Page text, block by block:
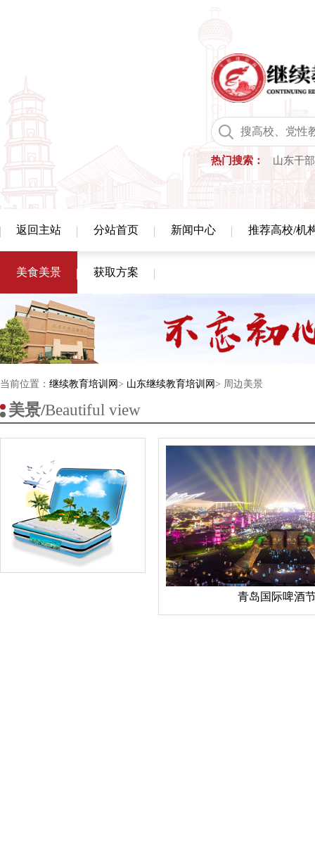
热门搜索： 山东干
返回主站 分站首页 新闻中心 推荐高校/机
美食美景 获取方案
当前位置： 继续教育培训网 > 山东继续教育培训网 > 周边美景
美景/Beautiful view
青岛国际啤酒